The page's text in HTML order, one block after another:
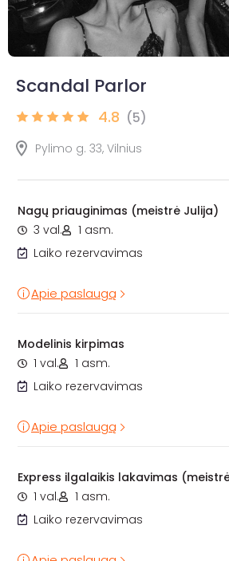
Scandal Parlor
4.8 (5)
Pylimo g. 33, Vilnius
Nagų priauginimas (meistrė Julija)
3 val.
1 asm.
Laiko rezervavimas
Apie paslaugą
Modelinis kirpimas
1 val.
1 asm.
Laiko rezervavimas
Apie paslaugą
Express ilgalaikis lakavimas
1 val.
1 asm.
Laiko rezervavimas